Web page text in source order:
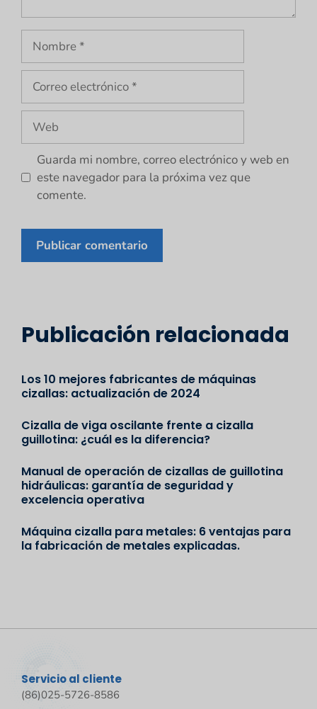
Nombre
Correo
electrónico
Web
Guarda mi nombre, correo electrónico y web en
este navegador para la próxima vez que
comente.
Publicación relacionada
Los 10 mejores fabricantes de máquinas
cizallas: actualización de 2024
Cizalla de viga oscilante frente a cizalla
guillotina: ¿cuál es la diferencia?
Manual de operación de cizallas de guillotina
hidráulicas: garantía de seguridad y
excelencia operativa
Máquina cizalla para metales: 6 ventajas para
la fabricación de metales explicadas.
Servicio al cliente
(86)025-5726-8586